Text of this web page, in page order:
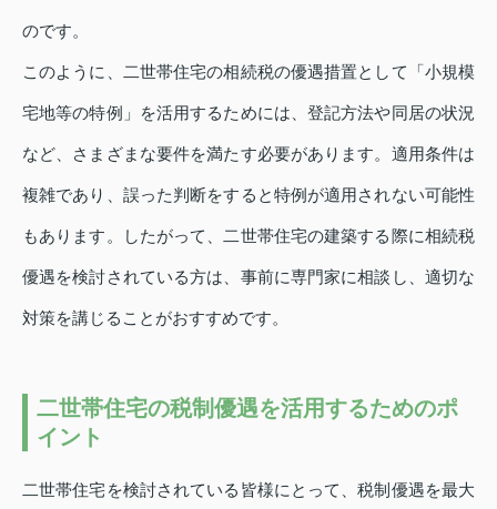
のです。
このように、二世帯住宅の相続税の優遇措置として「小規模
宅地等の特例」を活用するためには、登記方法や同居の状況
など、さまざまな要件を満たす必要があります。適用条件は
複雑であり、誤った判断をすると特例が適用されない可能性
もあります。したがって、二世帯住宅の建築する際に相続税
優遇を検討されている方は、事前に専門家に相談し、適切な
対策を講じることがおすすめです。
二世帯住宅の税制優遇を活用するためのポ
イント
二世帯住宅を検討されている皆様にとって、税制優遇を最大